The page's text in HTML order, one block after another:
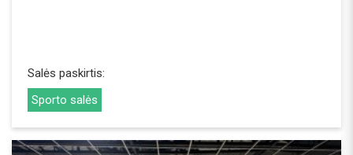
Salės paskirtis:
Sporto salės